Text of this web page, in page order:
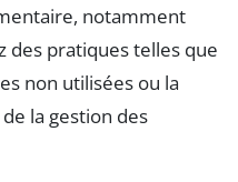
notamment
des pratiques telles que
non utilisées ou la
la gestion des